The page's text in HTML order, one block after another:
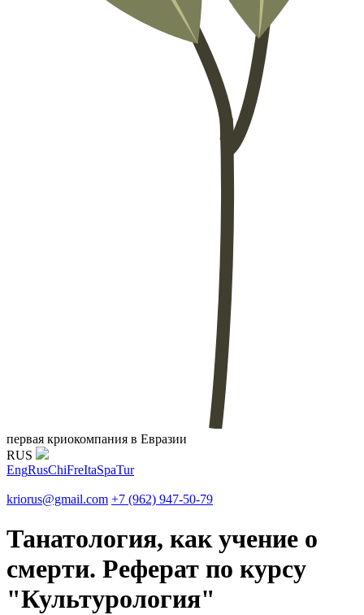
первая криокомпания в Евразии
RUS
EngRusChiFreItaSpaTur
kriorus@gmail.com +7 (962) 947-50-79
Танатология, как учение о
смерти. Реферат по курсу
"Культурология"